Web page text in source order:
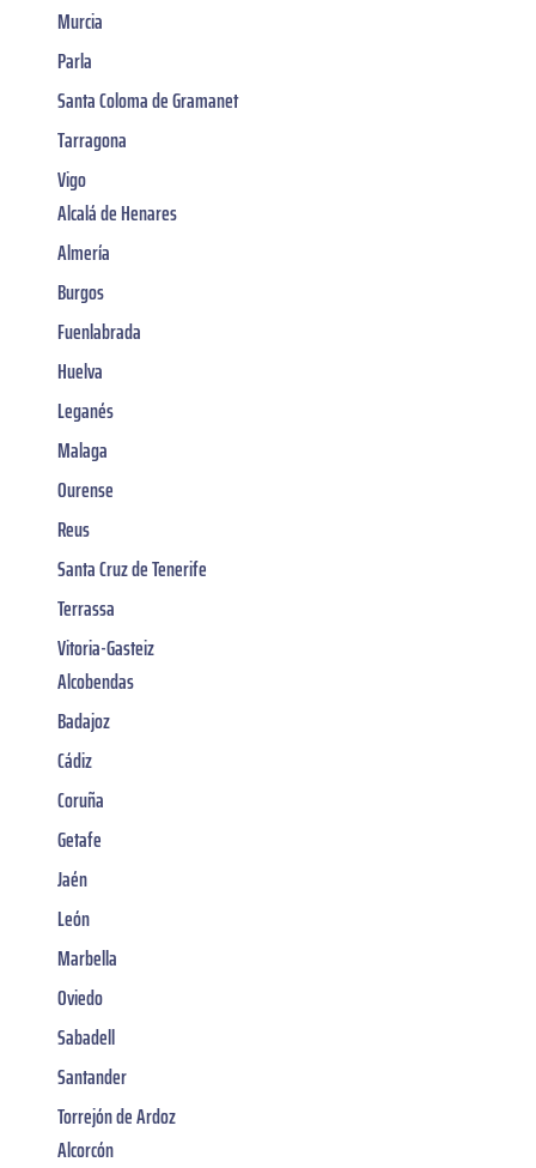
Murcia
Parla
Santa Coloma de Gramanet
Tarragona
Vigo
Alcalá de Henares
Almería
Burgos
Fuenlabrada
Huelva
Leganés
Malaga
Ourense
Reus
Santa Cruz de Tenerife
Terrassa
Vitoria-Gasteiz
Alcobendas
Badajoz
Cádiz
Coruña
Getafe
Jaén
León
Marbella
Oviedo
Sabadell
Santander
Torrejón de Ardoz
Alcorcón